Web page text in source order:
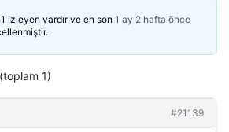
izleyen vardır ve en son 1 ay 2 hafta önce
1)
#21139